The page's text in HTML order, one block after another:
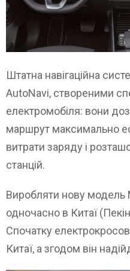
Штатна навігаційна
AutoNavi, створеними
електромобіля: вони
маршрут максимально
витрати заряду і
станцій.
Виробляти нову модель
одночасно в Китаї
Спочатку
Китаї, а згодом він